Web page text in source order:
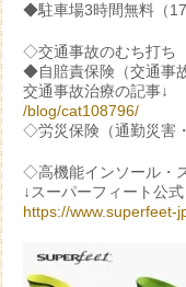
◆駐車場3時間無料（
◇交通事故のむち打ち
◆自賠責保険（交通事
交通事故治療の記事↓
/blog/cat108796/
◇労災保険（通勤災害
◇高機能インソール・
↓スーパーフィート公式
https://www.superfeet-